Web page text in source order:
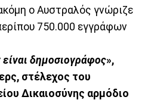
ο Αυστραλός γνώριζε
750.000 εγγράφων
δημοσιογράφος»,
στέλεχος του
Δικαιοσύνης αρμόδιο